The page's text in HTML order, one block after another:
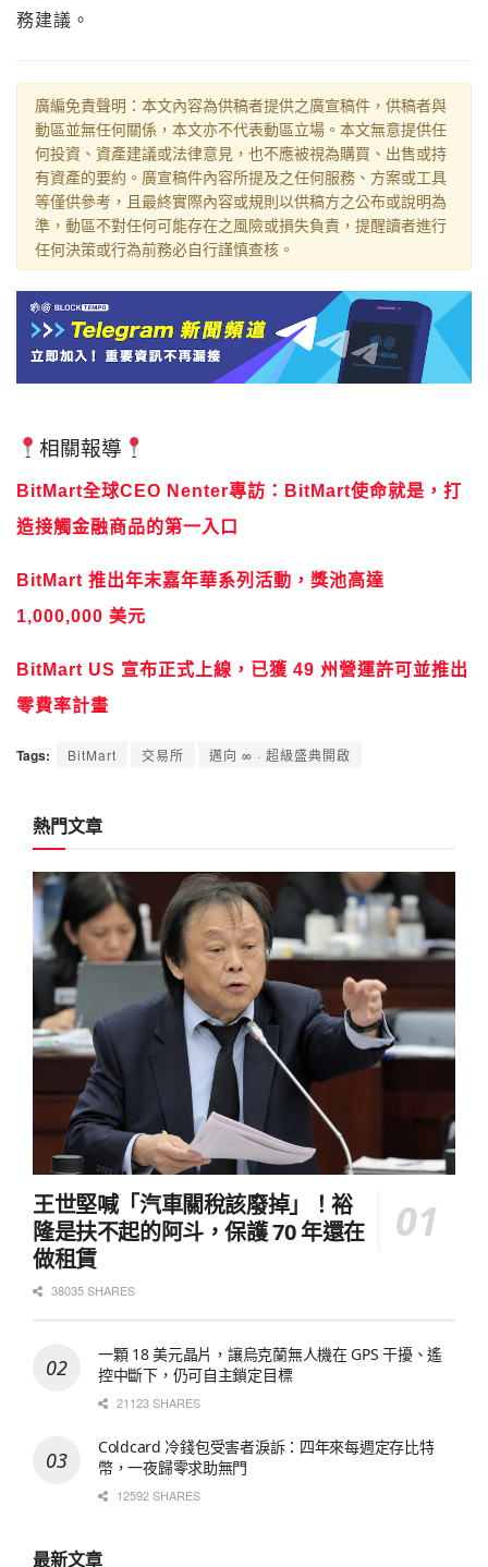
務建議。
廣編免責聲明：本文內容為供稿者提供之廣宣稿件，供稿者與
動區並無任何關係，本文亦不代表動區立場。本文無意提供任
何投資、資產建議或法律意見，也不應被視為購買、出售或持
有資產的要約。廣宣稿件內容所提及之任何服務、方案或工具
等僅供參考，且最終實際內容或規則以供稿方之公布或說明為
準，動區不對任何可能存在之風險或損失負責，提醒讀者進行
任何決策或行為前務必自行謹慎查核。
相關報導
BitMart全球CEO Nenter專訪：BitMart使命就是，打
造接觸金融商品的第一入口
BitMart 推出年末嘉年華系列活動，獎池高達
1,000,000 美元
BitMart US 宣布正式上線，已獲 49 州營運許可並推出
零費率計畫
Tags: BitMart 交易所 邁向 ∞ · 超級盛典開啟
熱門文章
王世堅喊「汽車關稅該廢掉」！裕
隆是扶不起的阿斗，保護 70 年還在
做租賃
38035 SHARES
一顆 18 美元晶片，讓烏克蘭無人機在 GPS 干擾、遙
控中斷下，仍可自主鎖定目標
21123 SHARES
Coldcard 冷錢包受害者淚訴：四年來每週定存比特
幣，一夜歸零求助無門
12592 SHARES
最新文章